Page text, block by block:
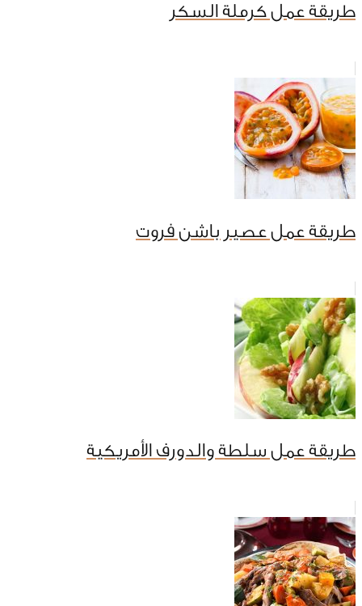
طريقة عمل كرملة السكر
طريقة عمل عصير باشن فروت
طريقة عمل سلطة والدورف الأمريكية